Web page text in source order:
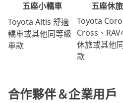
五座小轎車
Toyota Altis 舒適
轎車或其他同等級
車款
五座休
Toyota
Cross、
休旅或其他
款
合作夥伴＆企業用戶